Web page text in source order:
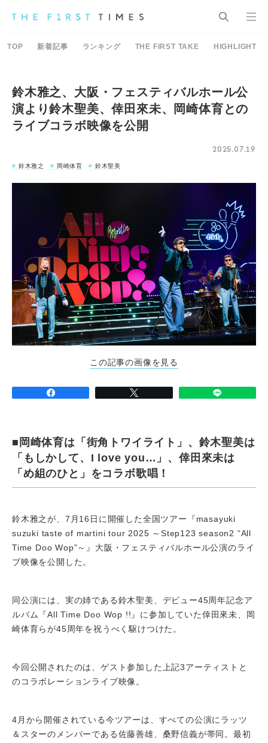
TOP 新着記事 ランキング THE FIRST TAKE HIGHLIGHT
鈴木雅之、大阪・フェスティバルホール公
演より鈴木聖美、倖田來未、岡崎体育との
ライブコラボ映像を公開
2025.07.19
鈴木雅之 岡崎体育 鈴木聖美
この記事の画像を見る
■岡崎体育は「街角トワイライト」、鈴木聖美は
「もしかして、I love you…」、倖田來未は
「め組のひと」をコラボ歌唱！
鈴木雅之が、7月16日に開催した全国ツアー『masayuki
suzuki taste of martini tour 2025 ～Step123 season2 “All
Time Doo Wop”～』大阪・フェスティバルホール公演のライ
ブ映像を公開した。
同公演には、実の姉である鈴木聖美、デビュー45周年記念ア
ルバム『All Time Doo Wop !!』に参加していた倖田來未、岡
崎体育らが45周年を祝うべく駆けつけた。
今回公開されたのは、ゲスト参加した上記3アーティストと
のコラボレーションライブ映像。
4月から開催されている今ツアーは、すべての公演にラッツ
＆スターのメンバーである佐藤善雄、桑野信義が帯同。最初